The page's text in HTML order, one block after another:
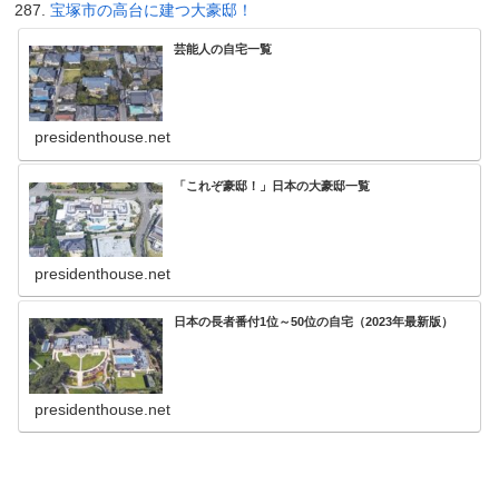
宝塚市の高台に建つ大豪邸！
芸能人の自宅一覧
presidenthouse.net
「これぞ豪邸！」日本の大豪邸一覧
presidenthouse.net
日本の長者番付1位～50位の自宅（2023年最新版）
presidenthouse.net